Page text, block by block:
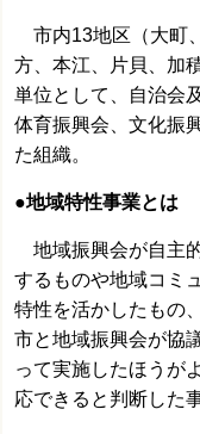
市内13地区（大町
方、本江、片貝、加
単位として、自治会
体育振興会、文化振
た組織。
●地域特性事業とは
地域振興会が自主
するものや地域コミ
特性を活かしたもの
市と地域振興会が協
って実施したほうが
応できると判断した